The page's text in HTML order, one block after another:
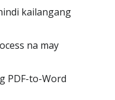
kailangang
na may
PDF-to-Word